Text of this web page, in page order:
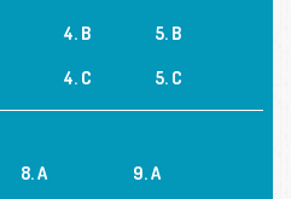
4. B
4. C
5. B
5. C
8. A 9. A